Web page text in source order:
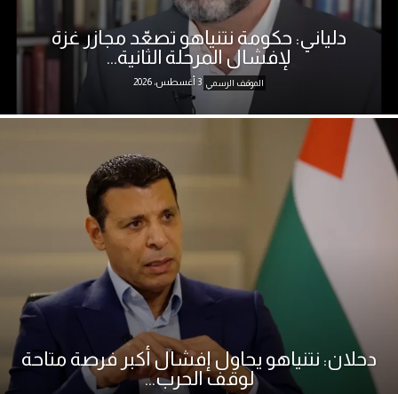
دلياني: حكومة نتنياهو تصعّد مجازر غزة
لإفشال المرحلة الثانية...
الموقف الرسمي 3 أغسطس، 2026
دحلان: نتنياهو يحاول إفشال أكبر فرصة متاحة
لوقف الحرب...